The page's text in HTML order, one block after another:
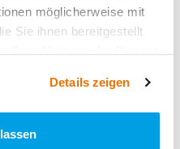
möglicherweise mit
Sie ihnen bereitgestellt
Details zeigen